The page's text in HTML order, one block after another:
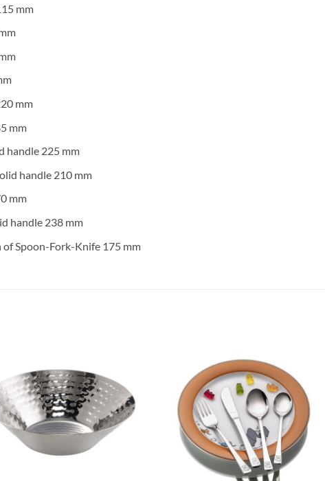
mm
mm
mm
handle 225 mm
handle 210 mm
mm
handle 238 mm
Spoon-Fork-Knife 175 mm
önskelistan
Lägg till i
önskelistan